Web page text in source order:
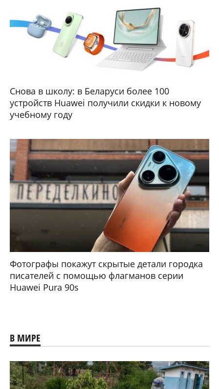
Снова в школу: в Беларуси более 100
устройств Huawei получили скидки к новому
учебному году
Фотографы покажут скрытые детали городка
писателей с помощью флагманов серии
Huawei Pura 90s
В МИРЕ